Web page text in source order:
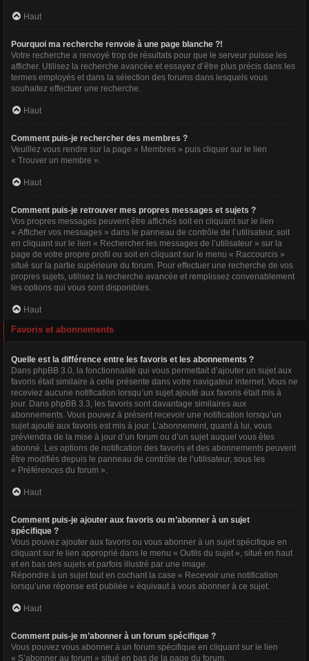
Haut
Pourquoi ma recherche renvoie à une page blanche ?!
Votre recherche a renvoyé trop de résultats pour que le serveur puisse les
afficher. Utilisez la recherche avancée et essayez d’être plus précis dans les
termes employés et dans la sélection des forums dans lesquels vous
souhaitez effectuer une recherche.
Haut
Comment puis-je rechercher des membres ?
Veuillez vous rendre sur la page « Membres » puis cliquer sur le lien
« Trouver un membre ».
Haut
Comment puis-je retrouver mes propres messages et sujets ?
Vos propres messages peuvent être affichés soit en cliquant sur le lien
« Afficher vos messages » dans le panneau de contrôle de l’utilisateur, soit
en cliquant sur le lien « Rechercher les messages de l’utilisateur » sur la
page de votre propre profil ou soit en cliquant sur le menu « Raccourcis »
situé sur la partie supérieure du forum. Pour effectuer une recherche de vos
propres sujets, utilisez la recherche avancée et remplissez convenablement
les options qui vous sont disponibles.
Haut
Favoris et abonnements
Quelle est la différence entre les favoris et les abonnements ?
Dans phpBB 3.0, la fonctionnalité qui vous permettait d’ajouter un sujet aux
favoris était similaire à celle présente dans votre navigateur internet. Vous ne
receviez aucune notification lorsqu’un sujet ajouté aux favoris était mis à
jour. Dans phpBB 3.3, les favoris sont davantage similaires aux
abonnements. Vous pouvez à présent recevoir une notification lorsqu’un
sujet ajouté aux favoris est mis à jour. L’abonnement, quant à lui, vous
préviendra de la mise à jour d’un forum ou d’un sujet auquel vous êtes
abonné. Les options de notification des favoris et des abonnements peuvent
être modifiés depuis le panneau de contrôle de l’utilisateur, sous les
« Préférences du forum ».
Haut
Comment puis-je ajouter aux favoris ou m’abonner à un sujet
spécifique ?
Vous pouvez ajouter aux favoris ou vous abonner à un sujet spécifique en
cliquant sur le lien approprié dans le menu « Outils du sujet », situé en haut
et en bas des sujets et parfois illustré par une image.
Répondre à un sujet tout en cochant la case « Recevoir une notification
lorsqu’une réponse est publiée » équivaut à vous abonner à ce sujet.
Haut
Comment puis-je m’abonner à un forum spécifique ?
Vous pouvez vous abonner à un forum spécifique en cliquant sur le lien
« S’abonner au forum » situé en bas de la page du forum.